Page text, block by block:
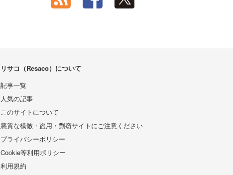
リサコ（Resaco）について
記事一覧
人気の記事
このサイトについて
悪質な模倣・盗用・剽窃サイトにご注意ください
プライバシーポリシー
Cookie等利用ポリシー
利用規約